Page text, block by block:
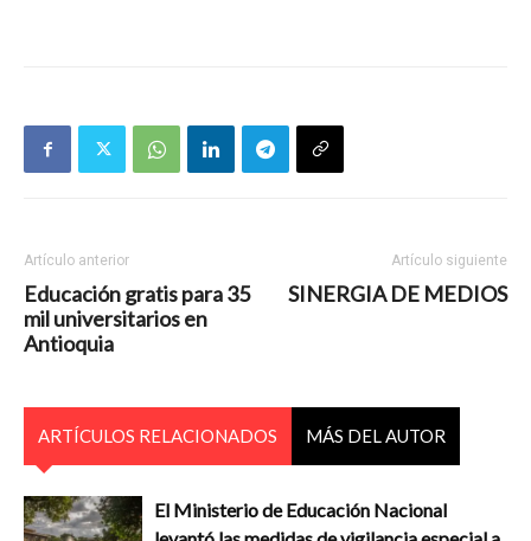
Artículo anterior
Educación gratis para 35
mil universitarios en
Antioquia
Artículo siguiente
SINERGIA DE MEDIOS
ARTÍCULOS RELACIONADOS MÁS DEL AUTOR
El Ministerio de Educación Nacional